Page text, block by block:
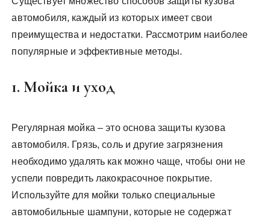
автомобиля, каждый из которых имеет свои
преимущества и недостатки. Рассмотрим наиболее
популярные и эффективные методы.
1. Мойка и уход
Регулярная мойка – это основа защиты кузова
автомобиля. Грязь, соль и другие загрязнения
необходимо удалять как можно чаще, чтобы они не
успели повредить лакокрасочное покрытие.
Используйте для мойки только специальные
автомобильные шампуни, которые не содержат